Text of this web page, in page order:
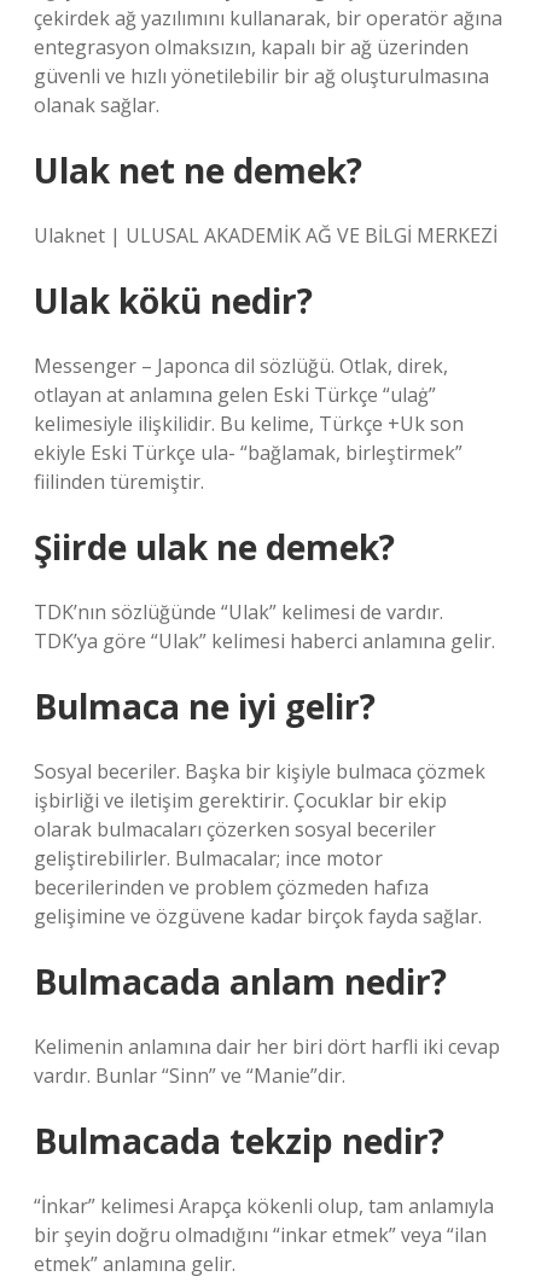
çekirdek ağ yazılımını kullanarak, bir operatör ağına
entegrasyon olmaksızın, kapalı bir ağ üzerinden
güvenli ve hızlı yönetilebilir bir ağ oluşturulmasına
olanak sağlar.
Ulak net ne demek?
Ulaknet | ULUSAL AKADEMİK AĞ VE BİLGİ MERKEZİ
Ulak kökü nedir?
Messenger – Japonca dil sözlüğü. Otlak, direk,
otlayan at anlamına gelen Eski Türkçe “ulaġ”
kelimesiyle ilişkilidir. Bu kelime, Türkçe +Uk son
ekiyle Eski Türkçe ula- “bağlamak, birleştirmek”
fiilinden türemiştir.
Şiirde ulak ne demek?
TDK’nın sözlüğünde “Ulak” kelimesi de vardır.
TDK’ya göre “Ulak” kelimesi haberci anlamına gelir.
Bulmaca ne iyi gelir?
Sosyal beceriler. Başka bir kişiyle bulmaca çözmek
işbirliği ve iletişim gerektirir. Çocuklar bir ekip
olarak bulmacaları çözerken sosyal beceriler
geliştirebilirler. Bulmacalar; ince motor
becerilerinden ve problem çözmeden hafıza
gelişimine ve özgüvene kadar birçok fayda sağlar.
Bulmacada anlam nedir?
Kelimenin anlamına dair her biri dört harfli iki cevap
vardır. Bunlar “Sinn” ve “Manie”dir.
Bulmacada tekzip nedir?
“İnkar” kelimesi Arapça kökenli olup, tam anlamıyla
bir şeyin doğru olmadığını “inkar etmek” veya “ilan
etmek” anlamına gelir.